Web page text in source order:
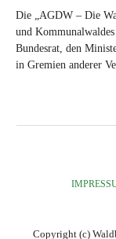
Die „AGDW – Die
und
Bundesrat, den
in Gremien anderer
Copyright (c)